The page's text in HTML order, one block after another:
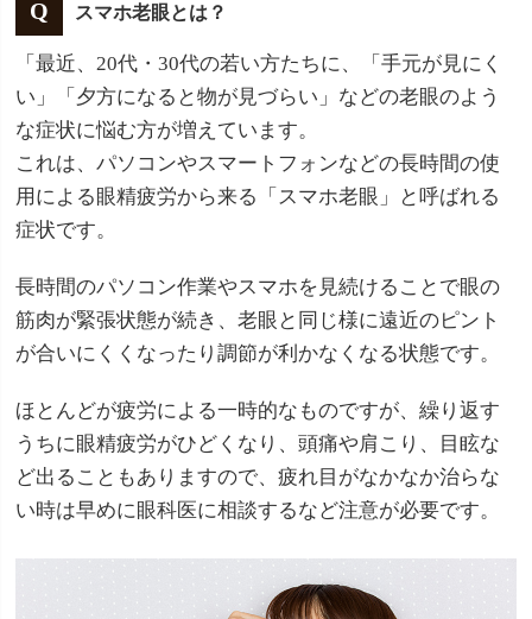
スマホ老眼とは？
「最近、20代・30代の若い方たちに、「手元が見にく
い」「夕方になると物が見づらい」などの老眼のよう
な症状に悩む方が増えています。
これは、パソコンやスマートフォンなどの長時間の使
用による眼精疲労から来る「スマホ老眼」と呼ばれる
症状です。
長時間のパソコン作業やスマホを見続けることで眼の
筋肉が緊張状態が続き、老眼と同じ様に遠近のピント
が合いにくくなったり調節が利かなくなる状態です。
ほとんどが疲労による一時的なものですが、繰り返す
うちに眼精疲労がひどくなり、頭痛や肩こり、目眩な
ど出ることもありますので、疲れ目がなかなか治らな
い時は早めに眼科医に相談するなど注意が必要です。